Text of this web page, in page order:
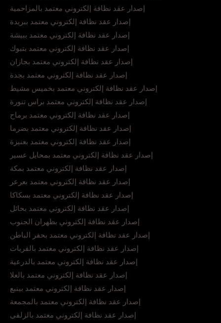
إصدار عقد نظافة إلكتروني معتمد بالمزاحمية
إصدار عقد نظافة إلكتروني معتمد ببريدة
إصدار عقد نظافة إلكتروني معتمد ببيشة
إصدار عقد نظافة إلكتروني معتمد بتبوك
إصدار عقد نظافة إلكتروني معتمد بجازان
إصدار عقد نظافة إلكتروني معتمد بجدة
إصدار عقد نظافة إلكتروني معتمد بخميس مشيط
إصدار عقد نظافة إلكتروني معتمد براس تنورة
إصدار عقد نظافة إلكتروني معتمد برماح
إصدار عقد نظافة إلكتروني معتمد بضرما
إصدار عقد نظافة إلكتروني معتمد بعنيزة
إصدار عقد نظافة إلكتروني معتمد بمحايل عسير
إصدار عقد نظافة إلكتروني معتمد بمكة
إصدار عقد نظافة إلكتروني معتمد بعرعر
إصدار عقد نظافة إلكتروني معتمد بسكاكا
إصدار عقد نظافة إلكتروني معتمد بحائل
إصدار عقد نظافة إلكتروني بظهران الجنوب
إصدار عقد نظافة إلكتروني معتمد بحفر الباطن
إصدار عقد نظافة إلكتروني معتمد بالقريات
إصدار عقد نظافة إلكتروني معتمد بالدرعية
إصدار عقد نظافة إلكتروني معتمد بالعلا
إصدار عقد نظافة إلكتروني معتمد بينبع
إصدار عقد نظافة إلكتروني معتمد بالمجمعة
إصدار عقد نظافة إلكتروني معتمد بالزلفى